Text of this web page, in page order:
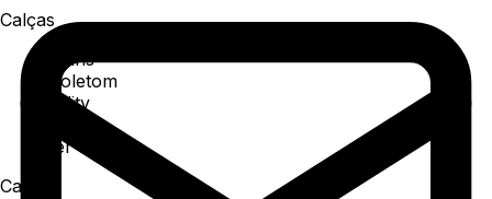
Calças
Jeans
Moletom
Utility
Ver todos
Camisa